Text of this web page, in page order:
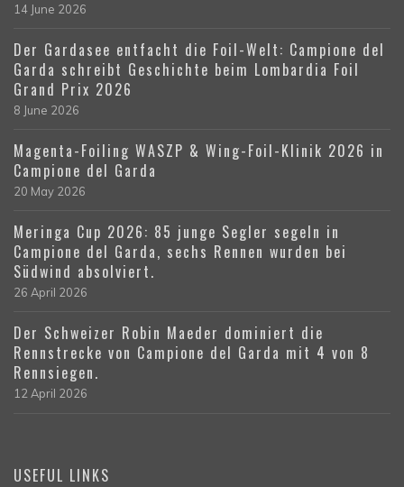
14 June 2026
Der Gardasee entfacht die Foil-Welt: Campione del
Garda schreibt Geschichte beim Lombardia Foil
Grand Prix 2026
8 June 2026
Magenta-Foiling WASZP & Wing-Foil-Klinik 2026 in
Campione del Garda
20 May 2026
Meringa Cup 2026: 85 junge Segler segeln in
Campione del Garda, sechs Rennen wurden bei
Südwind absolviert.
26 April 2026
Der Schweizer Robin Maeder dominiert die
Rennstrecke von Campione del Garda mit 4 von 8
Rennsiegen.
12 April 2026
USEFUL LINKS